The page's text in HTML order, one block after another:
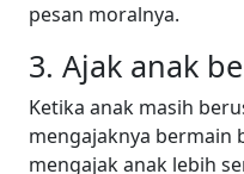
pesan moralnya.
3. Ajak anak
Ketika anak masih
mengajaknya bermain
mengajak anak lebih